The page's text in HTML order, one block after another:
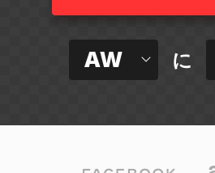
AW に